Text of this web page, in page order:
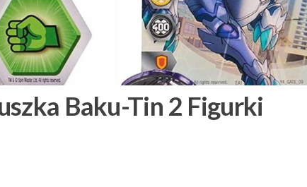
Baku-Tin 2 Figurki